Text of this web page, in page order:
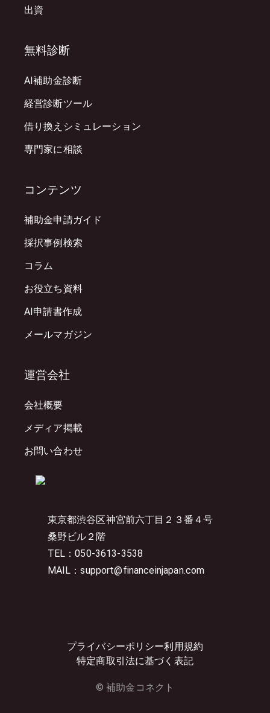
東京都渋谷区神宮前六丁目２３番４号
桑野ビル２階
TEL：050-3613-3538
MAIL：support@financeinjapan.com
プライバシーポリシー利用規約
特定商取引法に基づく表記
© 補助金コネクト
出資
無料診断
AI補助金診断
経営診断ツール
借り換えシミュレーション
専門家に相談
コンテンツ
補助金申請ガイド
採択事例検索
コラム
お役立ち資料
AI申請書作成
メールマガジン
運営会社
会社概要
メディア掲載
お問い合わせ